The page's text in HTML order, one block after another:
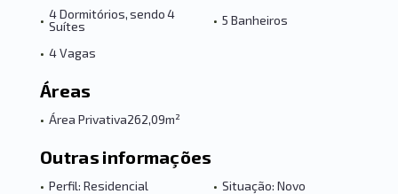
• 4 Dormitórios, sendo 4
Suítes
• 5 Banheiros
• 4 Vagas
Áreas
• Área Privativa262,09m²
Outras informações
• Perfil: Residencial • Situação: Novo